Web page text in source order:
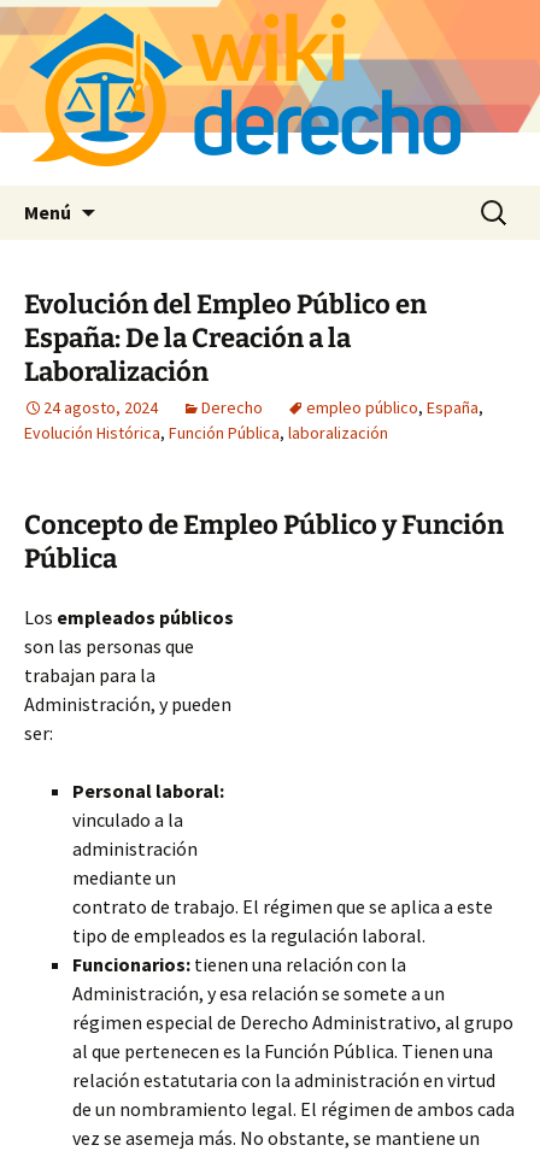
Menú Buscar:
Evolución del Empleo Público en
España: De la Creación a la
Laboralización
24 agosto, 2024 Derecho empleo público, España,
Evolución Histórica, Función Pública, laboralización
Concepto de Empleo Público y Función
Pública
Los empleados públicos
son las personas que
trabajan para la
Administración, y pueden
ser:
Personal laboral:
vinculado a la
administración
mediante un
contrato de trabajo. El régimen que se aplica a este
tipo de empleados es la regulación laboral.
Funcionarios: tienen una relación con la
Administración, y esa relación se somete a un
régimen especial de Derecho Administrativo, al grupo
al que pertenecen es la Función Pública. Tienen una
relación estatutaria con la administración en virtud
de un nombramiento legal. El régimen de ambos cada
vez se asemeja más. No obstante, se mantiene un